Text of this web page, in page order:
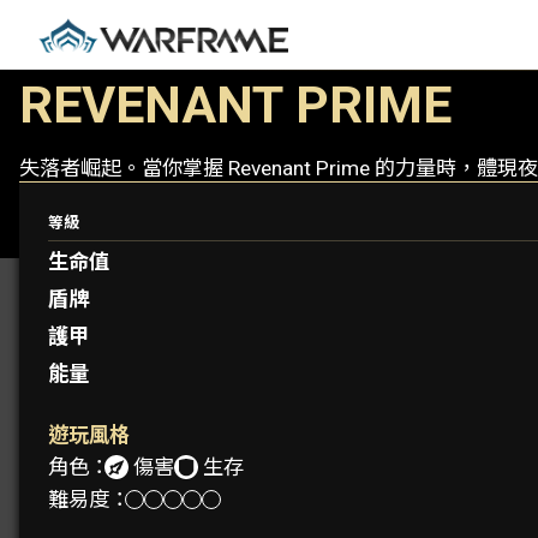
REVENANT PRIME
失落者崛起。當你掌握 Revenant Prime 的力量時，體現
等級
生命值
盾牌
護甲
能量
遊玩風格
角色：
傷害
生存
難易度：